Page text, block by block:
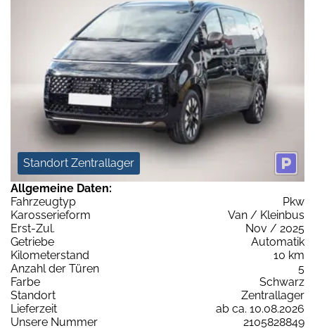
Standort Zentrallager
Allgemeine Daten:
Fahrzeugtyp
Pkw
Karosserieform
Van / Kleinbus
Erst-Zul.
Nov / 2025
Getriebe
Automatik
Kilometerstand
10 km
Anzahl der Türen
5
Farbe
Schwarz
Standort
Zentrallager
Lieferzeit
ab ca. 10.08.2026
Unsere Nummer
2105828849